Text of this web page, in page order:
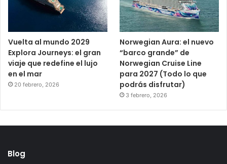
Vuelta al mundo 2029
Explora Journeys: el gran
viaje que redefine el lujo
en el mar
20 febrero, 2026
Norwegian Aura: el nuevo
“barco grande” de
Norwegian Cruise Line
para 2027 (Todo lo que
podrás disfrutar)
3 febrero, 2026
Blog